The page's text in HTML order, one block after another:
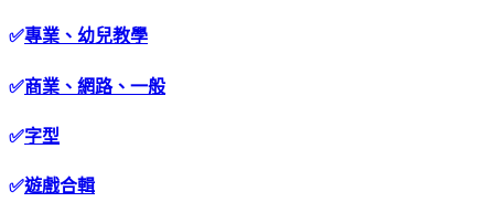
✅專業、幼兒教學
✅商業、網路、一般
✅字型
✅遊戲合輯